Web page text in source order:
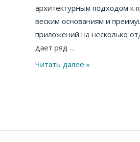
архитектурным подходом к
веским основаниям и
приложений на несколько
дает ряд …
Читать далее »